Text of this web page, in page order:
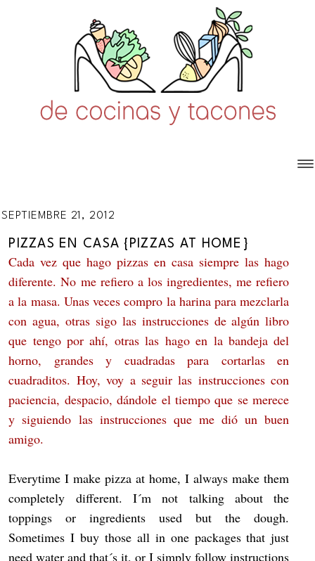
SEPTIEMBRE 21, 2012
PIZZAS EN CASA {PIZZAS AT HOME}
Cada vez que hago pizzas en casa siempre las hago
diferente. No me refiero a los ingredientes, me refiero
a la masa. Unas veces compro la harina para mezclarla
con agua, otras sigo las instrucciones de algún libro
que tengo por ahí, otras las hago en la bandeja del
horno, grandes y cuadradas para cortarlas en
cuadraditos. Hoy, voy a seguir las instrucciones con
paciencia, despacio, dándole el tiempo que se merece
y siguiendo las instrucciones que me dió un buen
amigo.
Everytime I make pizza at home, I always make them
completely different. I´m not talking about the
toppings or ingredients used but the dough.
Sometimes I buy those all in one packages that just
need water and that´s it, or I simply follow instructions